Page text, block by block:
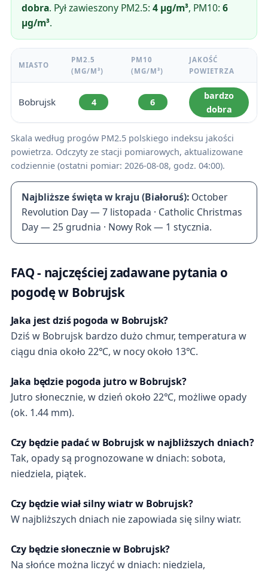
dobra. Pył zawieszony PM2.5:4 µg/m³, PM10:6
µg/m³.
MIASTO
PM2.5
(ΜG/M³)
PM10
(ΜG/M³)
JAKOŚĆ
POWIETRZA
Bobrujsk 4 6
bardzo
dobra
Skala według progów PM2.5 polskiego indeksu jakości
powietrza. Odczyty ze stacji pomiarowych, aktualizowane
codziennie (ostatni pomiar: 2026-08-08, godz. 04:00).
Najbliższe święta w kraju (Białoruś): October
Revolution Day — 7 listopada · Catholic Christmas
Day — 25 grudnia · Nowy Rok — 1 stycznia.
FAQ - najczęściej zadawane pytania o
pogodę w Bobrujsk
Jaka jest dziś pogoda w Bobrujsk?
Dziś w Bobrujsk bardzo dużo chmur, temperatura w
ciągu dnia około 22℃, w nocy około 13℃.
Jaka będzie pogoda jutro w Bobrujsk?
Jutro słonecznie, w dzień około 22℃, możliwe opady
(ok. 1.44 mm).
Czy będzie padać w Bobrujsk w najbliższych dniach?
Tak, opady są prognozowane w dniach: sobota,
niedziela, piątek.
Czy będzie wiał silny wiatr w Bobrujsk?
W najbliższych dniach nie zapowiada się silny wiatr.
Czy będzie słonecznie w Bobrujsk?
Na słońce można liczyć w dniach: niedziela,